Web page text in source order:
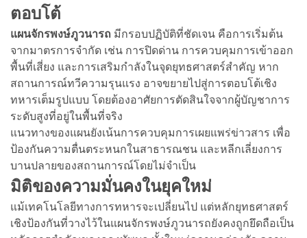
ตอบโต้
แผนจักรพงษ์ภูวนารถ มีกรอบปฏิบัติที่ชัดเจน คือการเริ่มต้น
จากมาตรการจำกัด เช่น การปิดด่าน การควบคุมการเข้าออก
พื้นที่เสี่ยง และการเสริมกำลังในจุดยุทธศาสตร์สำคัญ หาก
สถานการณ์ทวีความรุนแรง อาจขยายไปสู่การตอบโต้เชิง
ทหารเต็มรูปแบบ โดยต้องอาศัยการตัดสินใจจากผู้บัญชาการ
ระดับสูงที่อยู่ในพื้นที่จริง
แนวทางของแผนยังเน้นการควบคุมการเผยแพร่ข่าวสาร เพื่อ
ป้องกันความตื่นตระหนกในสาธารณชน และหลีกเลี่ยงการ
บานปลายของสถานการณ์โดยไม่จำเป็น
มิติของความมั่นคงในยุคใหม่
แม้เทคโนโลยีทางการทหารจะเปลี่ยนไป แต่หลักยุทธศาสตร์
เชิงป้องกันที่วางไว้ในแผนจักรพงษ์ภูวนารถยังคงถูกยึดถือเป็น